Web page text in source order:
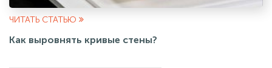
ЧИТАТЬ СТАТЬЮ
Как выровнять кривые стены?